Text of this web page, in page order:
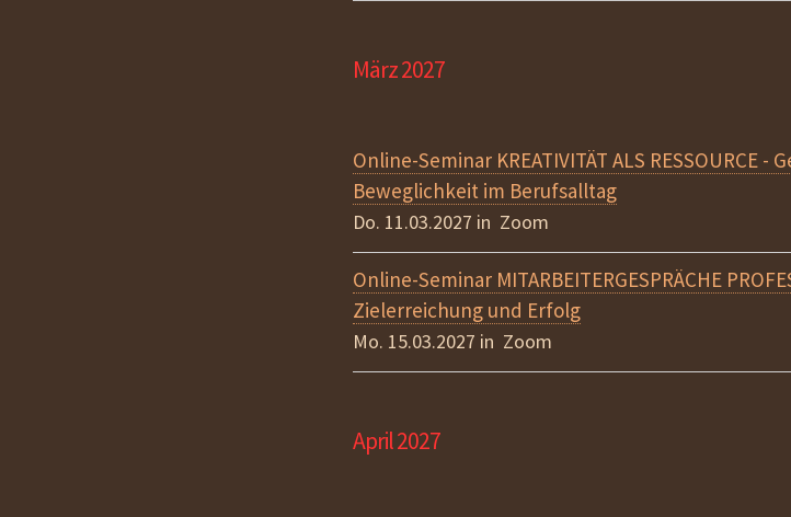
März 2027
Online-Seminar KREATIVITÄT ALS RESSOURCE
Beweglichkeit im Berufsalltag
Do. 11.03.2027 in Zoom
Online-Seminar MITARBEITERGESPRÄCHE
Zielerreichung und Erfolg
Mo. 15.03.2027 in Zoom
April 2027